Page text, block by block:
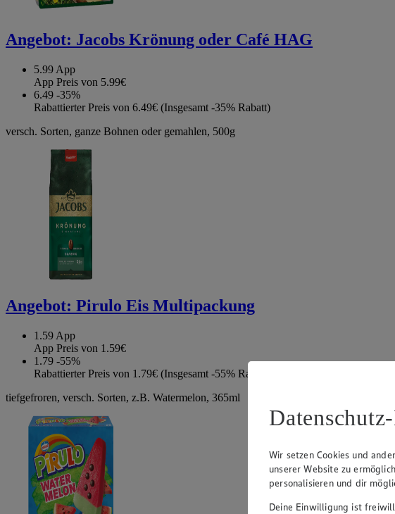
Angebot: Jacobs Krönung oder Café HAG
5.99 App
App Preis von 5.99€
6.49 -35%
Rabattierter Preis von 6.49€ (Insgesamt -35% Rabatt)
versch. Sorten, ganze Bohnen oder gemahlen, 500g
Angebot: Pirulo Eis Multipackung
1.59 App
App Preis von 1.59€
1.79 -55%
Rabattierter Preis von 1.79€ (Insgesamt -55% Rabatt)
tiefgefroren, versch. Sorten, z.B. Watermelon, 365ml
Wir setzen Cookies und
unserer Website zu
personalisieren und dir
Deine Einwilligung ist